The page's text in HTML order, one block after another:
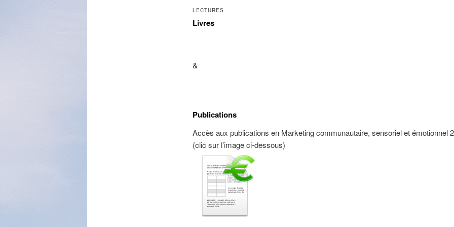
LECTURES
Livres
&
Publications
Accès aux publications en Marketing communautaire, sensoriel et émotionnel
(clic sur l’image ci-dessous)